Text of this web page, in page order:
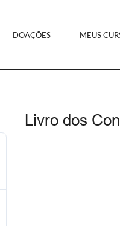
DOAÇÕES MEUS
Livro dos